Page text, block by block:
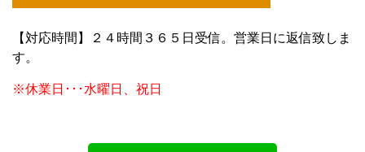
【対応時間】２４時間３６５日受信。営業日に返信致しま
す。
※休業日･･･水曜日、祝日